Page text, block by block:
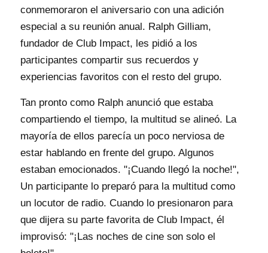
conmemoraron el aniversario con una adición
especial a su reunión anual. Ralph Gilliam,
fundador de Club Impact, les pidió a los
participantes compartir sus recuerdos y
experiencias favoritos con el resto del grupo.
Tan pronto como Ralph anunció que estaba
compartiendo el tiempo, la multitud se alineó. La
mayoría de ellos parecía un poco nerviosa de
estar hablando en frente del grupo. Algunos
estaban emocionados. "¡Cuando llegó la noche!",
Un participante lo preparó para la multitud como
un locutor de radio. Cuando lo presionaron para
que dijera su parte favorita de Club Impact, él
improvisó: "¡Las noches de cine son solo el